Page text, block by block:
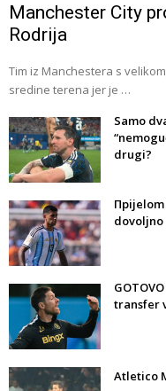
Manchester City
Rodrija
Tim iz Manchestera s
sredine terena jer je …
Samo
drugi?
Прijelom
transfer
Atletico